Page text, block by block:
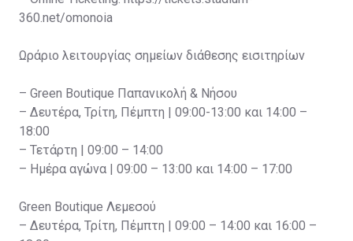
360.net/omonoia
Ωράριο λειτουργίας σημείων διάθεσης εισιτηρίων
– Green Boutique Παπανικολή & Νήσου
– Δευτέρα, Τρίτη, Πέμπτη | 09:00-13:00 και 14:00 –
18:00
– Τετάρτη | 09:00 – 14:00
– Ημέρα αγώνα | 09:00 – 13:00 και 14:00 – 17:00
Green Boutique Λεμεσού
– Δευτέρα, Τρίτη, Πέμπτη | 09:00 – 14:00 και 16:00 –